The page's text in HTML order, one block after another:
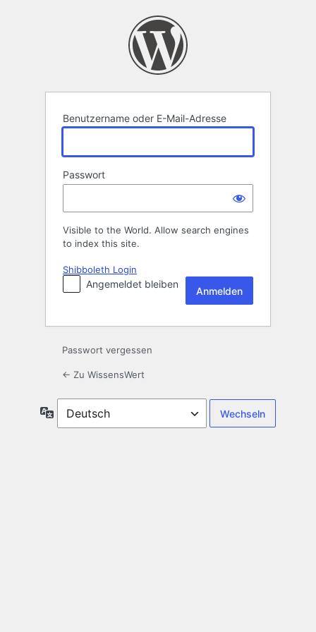
Benutzername oder E-Mail-Adresse
Passwort
Visible to the World. Allow search engines
to index this site.
Shibboleth Login
Angemeldet bleiben
Passwort vergessen
← Zu WissensWert
Sprache